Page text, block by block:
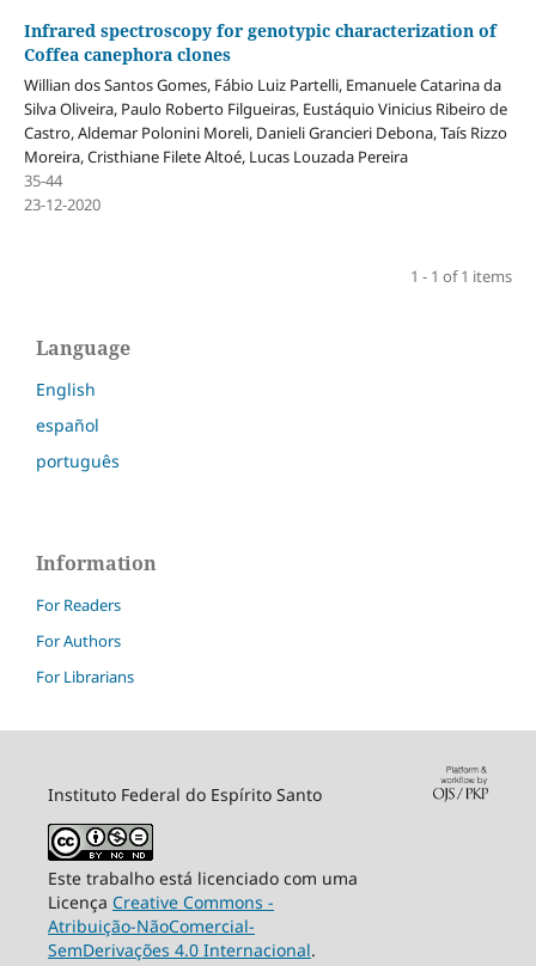
Infrared spectroscopy for genotypic characterization of
Coffea canephora clones
Willian dos Santos Gomes, Fábio Luiz Partelli, Emanuele Catarina da
Silva Oliveira, Paulo Roberto Filgueiras, Eustáquio Vinicius Ribeiro de
Castro, Aldemar Polonini Moreli, Danieli Grancieri Debona, Taís Rizzo
Moreira, Cristhiane Filete Altoé, Lucas Louzada Pereira
35-44
23-12-2020
1 - 1 of 1 items
Language
English
español
português
Information
For Readers
For Authors
For Librarians
Instituto Federal do Espírito Santo
Este trabalho está licenciado com uma
Licença Creative Commons -
Atribuição-NãoComercial-
SemDerivações 4.0 Internacional.